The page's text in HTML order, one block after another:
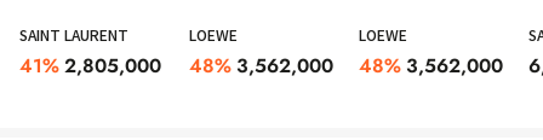
SAINT LAURENT
41%2,805,000
LOEWE
48% 3,562,000
LOEWE
48% 3,562,000